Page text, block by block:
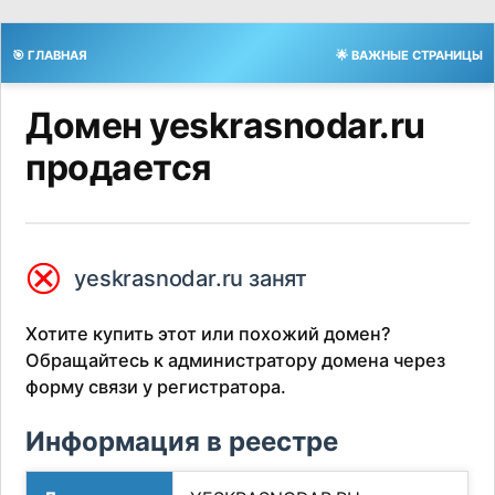
🎯 ГЛАВНАЯ 🌟 ВАЖНЫЕ СТРАНИЦЫ
Домен yeskrasnodar.ru
продается
⮿ yeskrasnodar.ru занят
Хотите купить этот или похожий домен?
Обращайтесь к администратору домена через
форму связи у регистратора.
Информация в реестре